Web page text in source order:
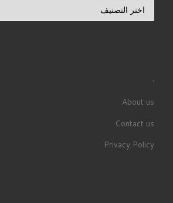
.
About us
Contact us
Privacy Policy